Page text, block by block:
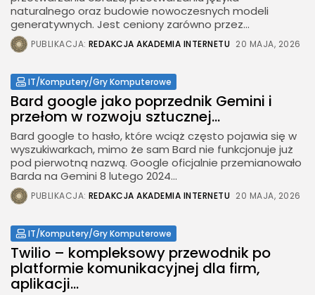
naturalnego oraz budowie nowoczesnych modeli
generatywnych. Jest ceniony zarówno przez...
PUBLIKACJA: REDAKCJA AKADEMIA INTERNETU 20 MAJA, 2026
IT/Komputery/Gry Komputerowe
Bard google jako poprzednik Gemini i
przełom w rozwoju sztucznej...
Bard google to hasło, które wciąż często pojawia się w
wyszukiwarkach, mimo że sam Bard nie funkcjonuje już
pod pierwotną nazwą. Google oficjalnie przemianowało
Barda na Gemini 8 lutego 2024...
PUBLIKACJA: REDAKCJA AKADEMIA INTERNETU 20 MAJA, 2026
IT/Komputery/Gry Komputerowe
Twilio – kompleksowy przewodnik po
platformie komunikacyjnej dla firm,
aplikacji...